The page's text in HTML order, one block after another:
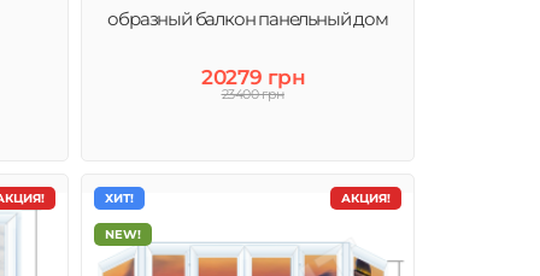
образный балкон панельный дом
20279 грн
23400 грн
АКЦИЯ!
ХИТ!
NEW!